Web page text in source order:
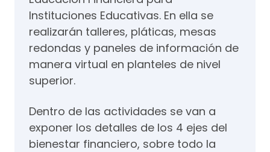
Instituciones Educativas. En ella se
realizarán talleres, pláticas, mesas
redondas y paneles de información de
manera virtual en planteles de nivel
superior.
Dentro de las actividades se van a
exponer los detalles de los 4 ejes del
bienestar financiero, sobre todo la